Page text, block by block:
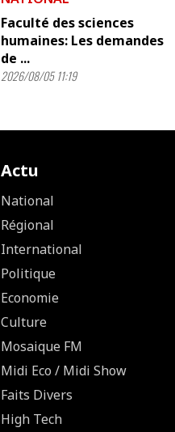
Faculté des sciences
humaines: Les demandes
de ...
2026/08/05 11:19
Actu
National
Régional
International
Politique
Economie
Culture
Mosaique FM
Midi Eco / Midi Show
Faits Divers
High Tech